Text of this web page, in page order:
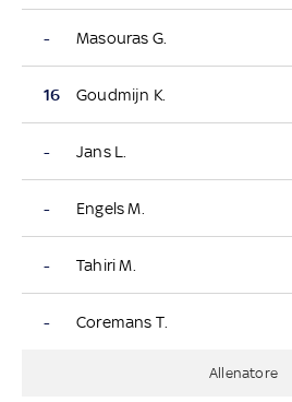
- Masouras G.
16 Goudmijn K.
- Jans L.
- Engels M.
- Tahiri M.
- Coremans T.
Allenatore